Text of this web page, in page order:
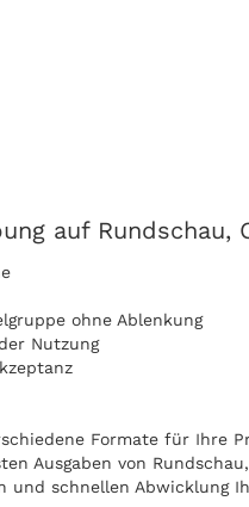
auf Rundschau,
ohne Ablenkung
Nutzung
Formate für Ihre
Ausgaben von
und schnellen Abwicklung